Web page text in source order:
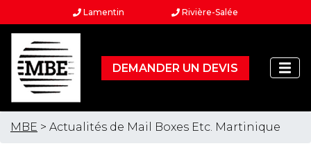
Lamentin Rivière-Salée
DEMANDER UN DEVIS
MBE > Actualités de Mail Boxes Etc. Martinique